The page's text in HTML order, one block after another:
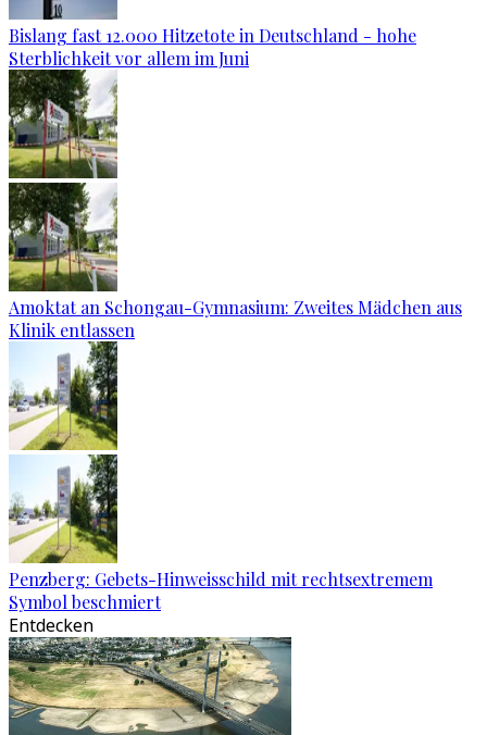
Bislang fast 12.000 Hitzetote in Deutschland - hohe
Sterblichkeit vor allem im Juni
Amoktat an Schongau-Gymnasium: Zweites Mädchen aus
Klinik entlassen
Penzberg: Gebets-Hinweisschild mit rechtsextremem
Symbol beschmiert
Entdecken